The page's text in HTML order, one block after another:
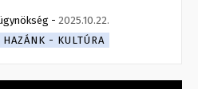
- 2025.10.22.
HAZÁNK - KULTÚRA